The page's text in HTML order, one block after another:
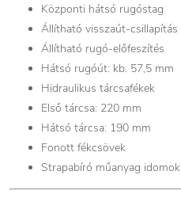
Központi hátsó rugóstag
Állítható visszaút-csillapítás
Állítható rugó-előfeszítés
Hátsó rugóút: kb. 57,5 mm
Hidraulikus tárcsafékek
Első tárcsa: 220 mm
Hátsó tárcsa: 190 mm
Fonott fékcsövek
Strapabíró műanyag idomok